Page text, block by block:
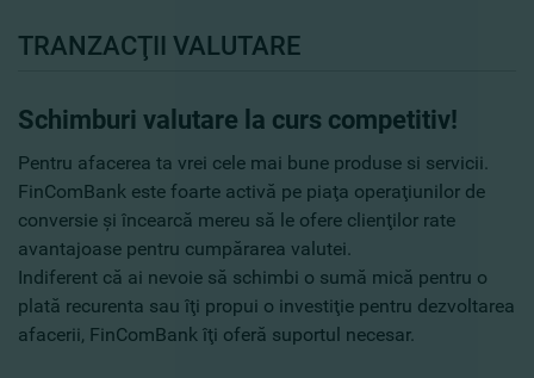
TRANZACŢII VALUTARE
Schimburi valutare la curs competitiv!
Pentru afacerea ta vrei cele mai bune produse si servicii.
FinComBank este foarte activă pe piaţa operaţiunilor de
conversie şi încearcă mereu să le ofere clienţilor rate
avantajoase pentru cumpărarea valutei.
Indiferent că ai nevoie să schimbi o sumă mică pentru o
plată recurenta sau îţi propui o investiţie pentru dezvoltarea
afacerii, FinComBank îţi oferă suportul necesar.